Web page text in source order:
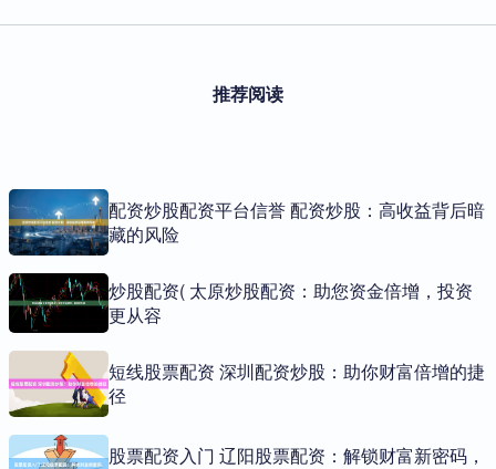
推荐阅读
配资炒股配资平台信誉 配资炒股：高收益背后暗
藏的风险
炒股配资( 太原炒股配资：助您资金倍增，投资
更从容
短线股票配资 深圳配资炒股：助你财富倍增的捷
径
股票配资入门 辽阳股票配资：解锁财富新密码，